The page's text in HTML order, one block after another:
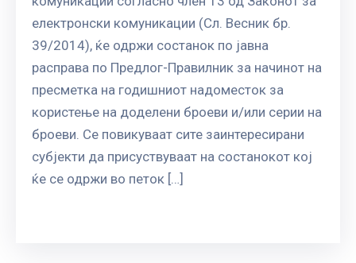
електронски комуникации (Сл. Весник бр.
39/2014), ќе одржи состанок по јавна
расправа по Предлог-Правилник за начинот на
пресметка на годишниот надоместок за
користење на доделени броеви и/или серии на
броеви. Се повикуваат сите заинтересирани
субјекти да присуствуваат на состанокот кој
ќе се одржи во петок […]